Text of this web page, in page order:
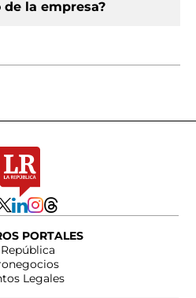
de la empresa?
PORTALES
Legales